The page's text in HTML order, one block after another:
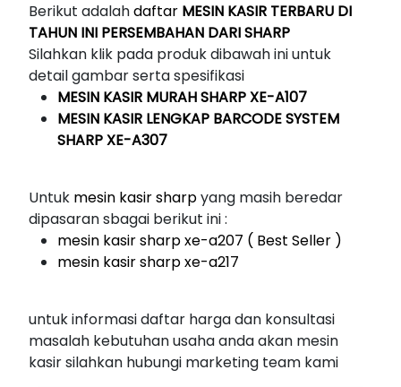
Berikut adalahdaftar MESIN KASIR TERBARU DI
TAHUN INI PERSEMBAHAN DARI SHARP
Silahkan klik pada produk dibawah ini untuk
detail gambar serta spesifikasi
MESIN KASIR MURAH SHARP XE-A107
MESIN KASIR LENGKAP BARCODE SYSTEM
SHARP XE-A307
Untuk mesin kasir sharpyang masih beredar
dipasaran sbagai berikut ini :
mesin kasir sharp xe-a207 ( Best Seller )
mesin kasir sharp xe-a217
untuk informasi daftar harga dan konsultasi
masalah kebutuhan usaha anda akan mesin
kasir silahkan hubungi marketing team kami